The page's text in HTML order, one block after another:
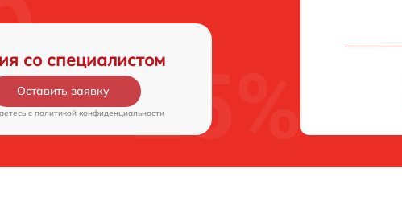
со специалистом
Оставить заявку
c политикой конфиденциальности